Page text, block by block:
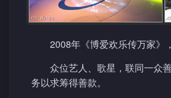
2008年《博爱欢乐传万家》
众位艺人、歌星，联同一众
务以求筹得善款。